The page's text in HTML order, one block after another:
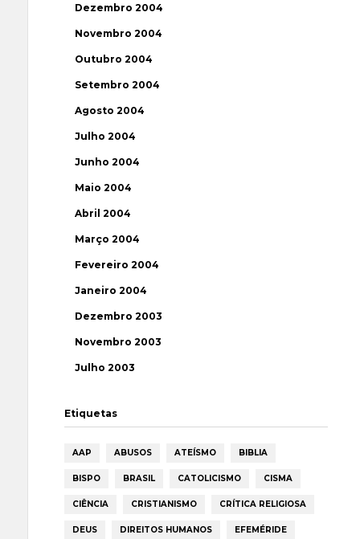
Dezembro 2004
Novembro 2004
Outubro 2004
Setembro 2004
Agosto 2004
Julho 2004
Junho 2004
Maio 2004
Abril 2004
Março 2004
Fevereiro 2004
Janeiro 2004
Dezembro 2003
Novembro 2003
Julho 2003
Etiquetas
AAP ABUSOS ATEÍSMO BIBLIA
BISPO BRASIL CATOLICISMO CISMA
CIÊNCIA CRISTIANISMO CRÍTICA RELIGIOSA
DEUS DIREITOS HUMANOS EFEMÉRIDE